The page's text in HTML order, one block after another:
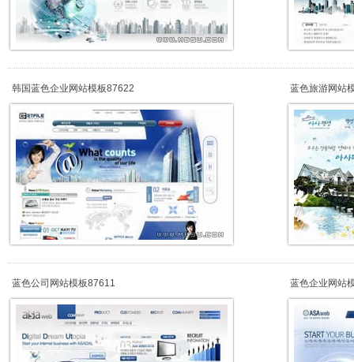
韩国蓝色企业网站模板87622 蓝色旅游网站
蓝色公司网站模板87611 蓝色企业网站